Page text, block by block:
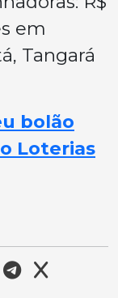
em
Tangará
bolão
Loterias